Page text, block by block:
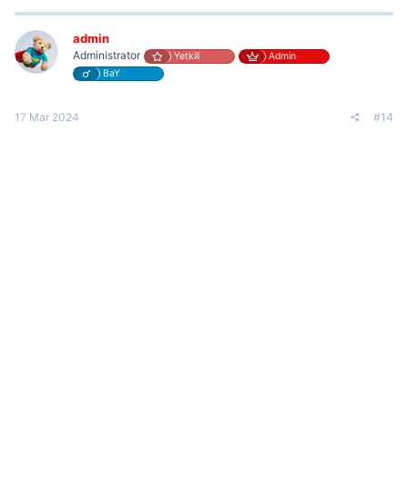
admin
Administrator Yetkili
Admin
BaY
17 Mar 2024 #14